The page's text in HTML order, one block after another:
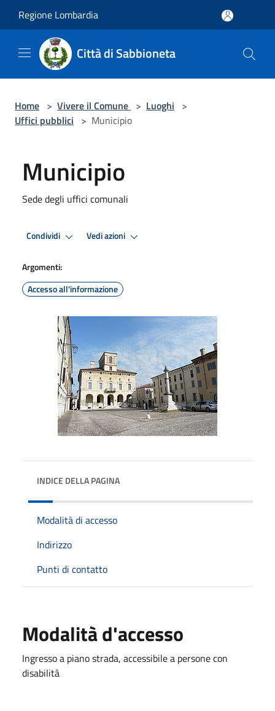
Regione Lombardia
Città di Sabbioneta
Home > Vivere il Comune > Luoghi >
Uffici pubblici > Municipio
Municipio
Sede degli uffici comunali
Condividi Vedi azioni
Argomenti:
Accesso all'informazione
INDICE DELLA PAGINA
Modalità di accesso
Indirizzo
Punti di contatto
Modalità d'accesso
Ingresso a piano strada, accessibile a persone con
disabilità